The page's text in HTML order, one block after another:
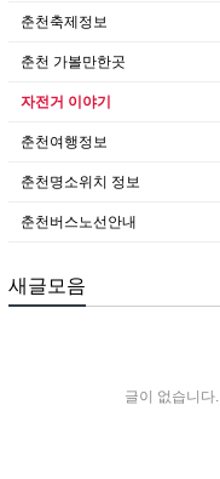
춘천축제정보
춘천 가볼만한곳
자전거 이야기
춘천여행정보
춘천명소위치 정보
춘천버스노선안내
새글모음
글이 없습니다.